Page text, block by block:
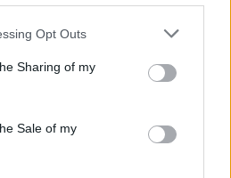
app uses one or more Google
behaviour. You may click to
and its third-party tags to
purposes in below Google
Opt Outs
Sharing of my
Sale of my
sier David Nilsson, og
30 kilometer vil holde
gode forhold kan
på under én time –
denne distansen. Sprint i
deles ut i mål, i